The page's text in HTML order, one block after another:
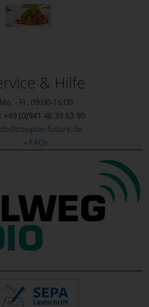
& Hilfe
Mo. - Fr. 09:00-16:00
+49 (0)941 46 39 63 90
future.de
» FAQs